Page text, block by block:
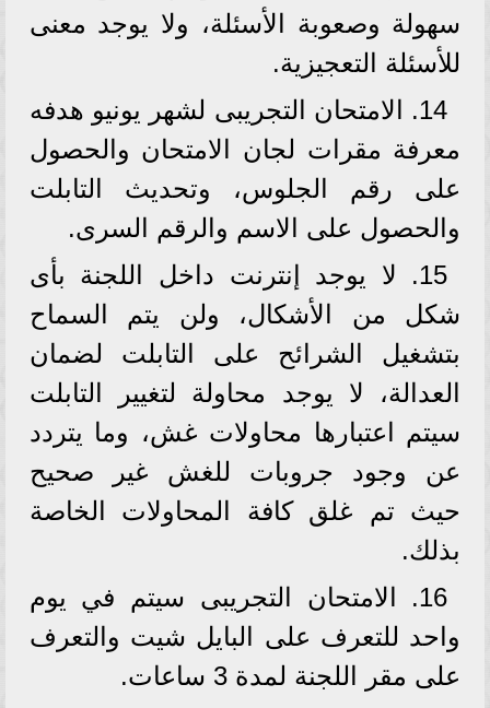
سهولة وصعوبة الأسئلة، ولا يوجد معنى
للأسئلة التعجيزية.
14. الامتحان التجريبى لشهر يونيو هدفه
معرفة مقرات لجان الامتحان والحصول
على رقم الجلوس، وتحديث التابلت
والحصول على الاسم والرقم السرى.
15. لا يوجد إنترنت داخل اللجنة بأى
شكل من الأشكال، ولن يتم السماح
بتشغيل الشرائح على التابلت لضمان
العدالة، لا يوجد محاولة لتغيير التابلت
سيتم اعتبارها محاولات غش، وما يتردد
عن وجود جروبات للغش غير صحيح
حيث تم غلق كافة المحاولات الخاصة
بذلك.
16. الامتحان التجريبى سيتم في يوم
واحد للتعرف على البايل شيت والتعرف
على مقر اللجنة لمدة 3 ساعات.